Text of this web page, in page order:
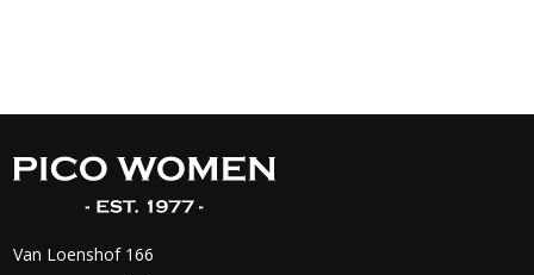
Van Loenshof 166